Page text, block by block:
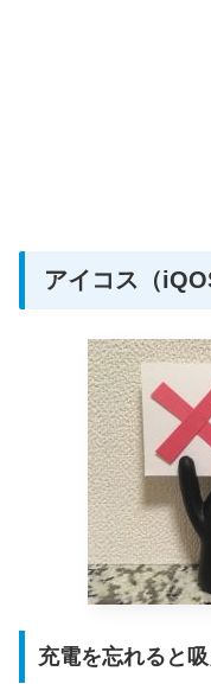
アイコス（
充電を忘れると